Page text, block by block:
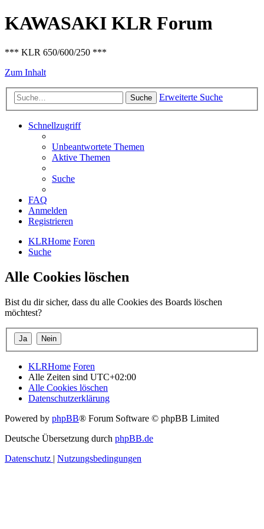
KAWASAKI KLR Forum
*** KLR 650/600/250 ***
Zum Inhalt
Suche Erweiterte Suche
Schnellzugriff
Unbeantwortete Themen
Aktive Themen
Suche
FAQ
Anmelden
Registrieren
KLRHome Foren
Suche
Alle Cookies löschen
Bist du dir sicher, dass du alle Cookies des Boards löschen
möchtest?
KLRHome Foren
Alle Zeiten sind UTC+02:00
Alle Cookies löschen
Datenschutzerklärung
Powered by phpBB® Forum Software © phpBB Limited
Deutsche Übersetzung durch phpBB.de
Datenschutz | Nutzungsbedingungen